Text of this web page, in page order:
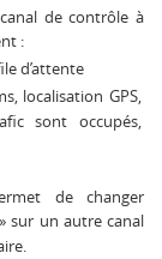
de contrôle à
:
d’attente
localisation GPS,
sont occupés,
de changer
sur un autre canal